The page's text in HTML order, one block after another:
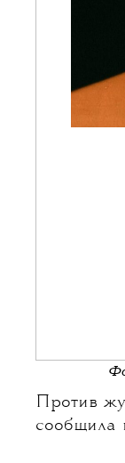
Против
сообщила